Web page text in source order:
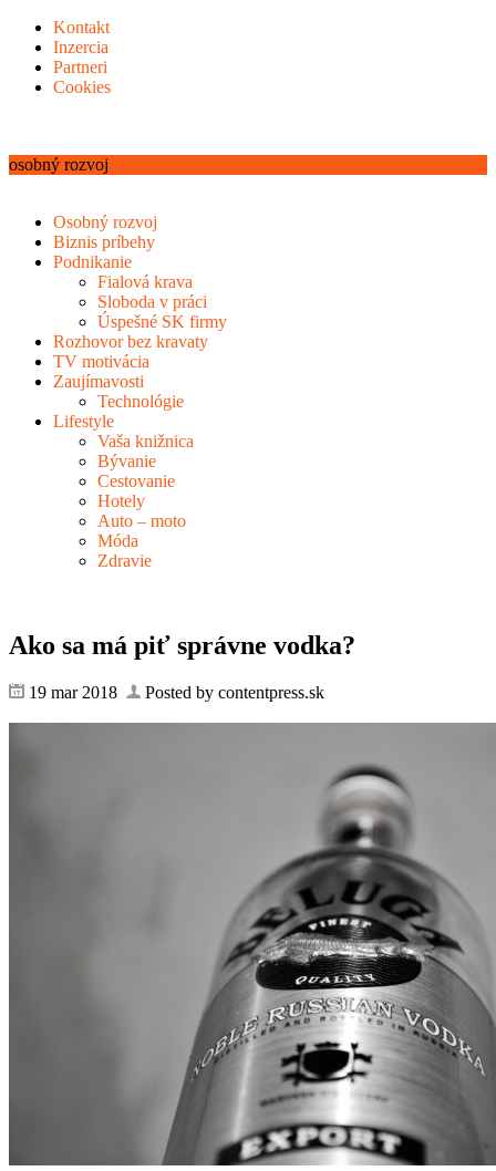
Kontakt
Inzercia
Partneri
Cookies
osobný rozvoj
Osobný rozvoj
Biznis príbehy
Podnikanie
Fialová krava
Sloboda v práci
Úspešné SK firmy
Rozhovor bez kravaty
TV motivácia
Zaujímavosti
Technológie
Lifestyle
Vaša knižnica
Bývanie
Cestovanie
Hotely
Auto – moto
Móda
Zdravie
Ako sa má piť správne vodka?
19 mar 2018 Posted by contentpress.sk